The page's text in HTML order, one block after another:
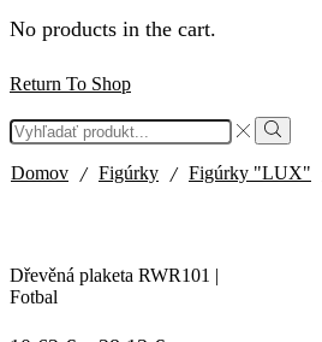
No products in the cart.
Return To Shop
Search
input
Search
Domov / Figúrky / Figúrky "LUX"
Dřevěná plaketa RWR101 |
Fotbal